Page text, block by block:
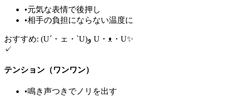
•元気な表情で後押し
•相手の負担にならない温度に
おすすめ: (U´・ェ・`U)و U・ᴥ・U✨
✓
テンション（ワンワン）
•鳴き声つきでノリを出す